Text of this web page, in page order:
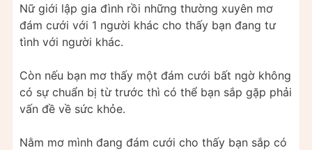
Nữ giới lập gia đình rồi những thường xuyên mơ
đám cưới với 1 người khác cho thấy bạn đang tư
tình với người khác.
Còn nếu bạn mơ thấy một đám cưới bất ngờ không
có sự chuẩn bị từ trước thì có thể bạn sắp gặp phải
vấn đề về sức khỏe.
Nằm mơ mình đang đám cưới cho thấy bạn sắp có